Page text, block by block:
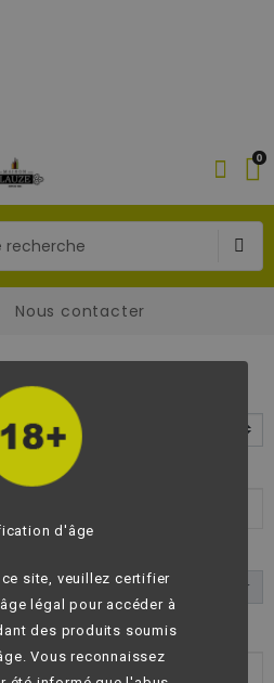
d'âge
ce site, veuillez certifier
légal pour accéder à
des produits soumis
Vous reconnaissez
0
Nous contacter
contacter